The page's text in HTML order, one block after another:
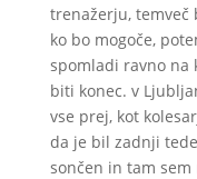
trenažerju, temveč
ko bo mogoče,
spomladi ravno na
biti konec. v
vse prej, kot
da je bil zadnji
sončen in tam